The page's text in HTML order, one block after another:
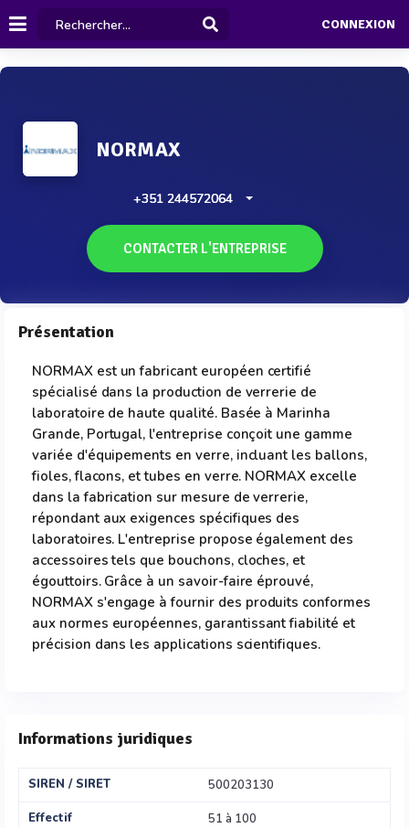
CONNEXION
NORMAX
+351 244572064
CONTACTER L'ENTREPRISE
Présentation
NORMAX est un fabricant européen certifié
spécialisé dans la production de verrerie de
laboratoire de haute qualité. Basée à Marinha
Grande, Portugal, l'entreprise conçoit une gamme
variée d'équipements en verre, incluant les ballons,
fioles, flacons, et tubes en verre. NORMAX excelle
dans la fabrication sur mesure de verrerie,
répondant aux exigences spécifiques des
laboratoires. L'entreprise propose également des
accessoires tels que bouchons, cloches, et
égouttoirs. Grâce à un savoir-faire éprouvé,
NORMAX s'engage à fournir des produits conformes
aux normes européennes, garantissant fiabilité et
précision dans les applications scientifiques.
Informations juridiques
SIREN / SIRET
500203130
Effectif
51 à 100